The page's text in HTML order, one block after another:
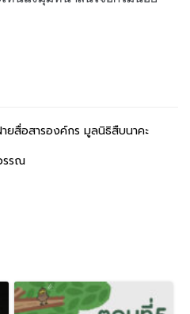
ายสื่อสารองค์กร มูลนิธิสืบนาคะ
รรณ